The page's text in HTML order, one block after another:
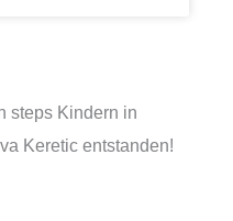
steps Kindern in
Keretic entstanden!